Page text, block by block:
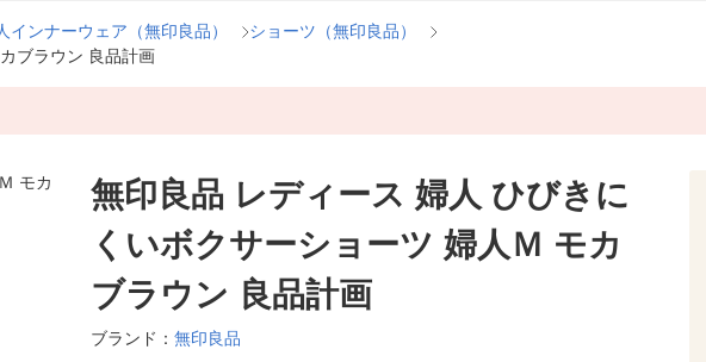
インナーウェア（無印良品）
ショーツ（無印良品）
ブラウン 良品計画
無印良品 レディース 婦人 ひびきに
くいボクサーショーツ 婦人Ｍ モカ
ブラウン 良品計画
ブランド： 無印良品